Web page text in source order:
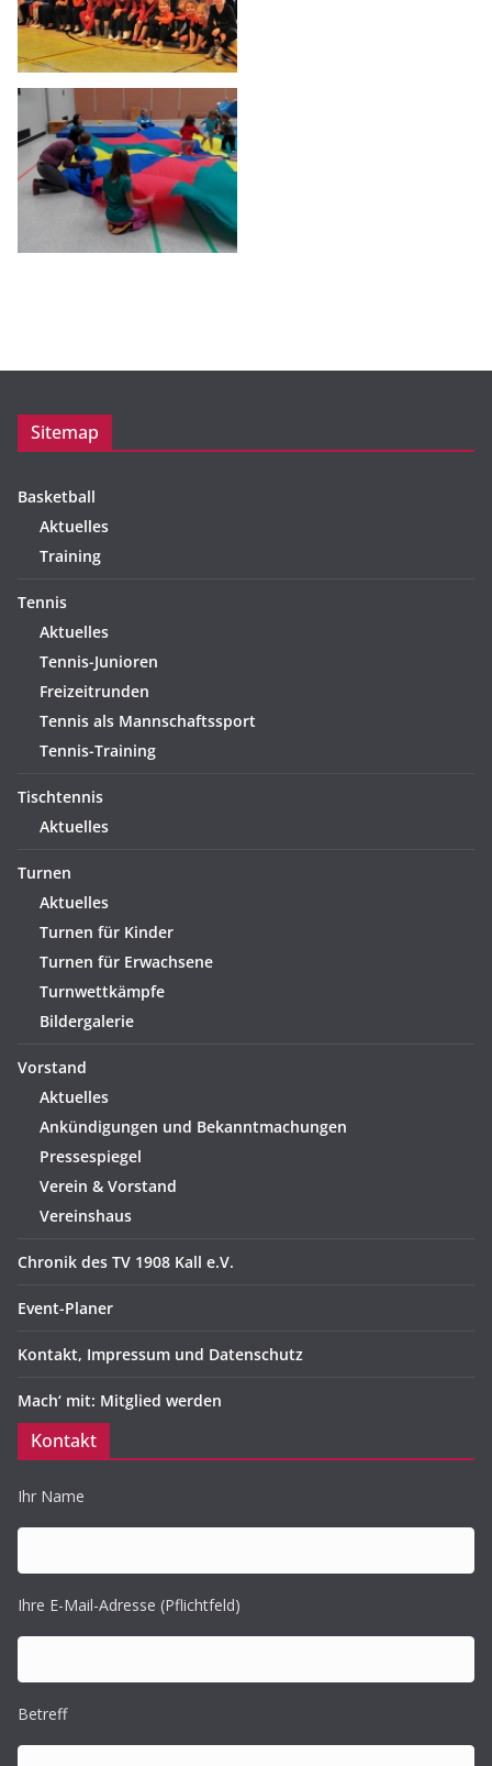
Sitemap
Basketball
Aktuelles
Training
Tennis
Aktuelles
Tennis-Junioren
Freizeitrunden
Tennis als Mannschaftssport
Tennis-Training
Tischtennis
Aktuelles
Turnen
Aktuelles
Turnen für Kinder
Turnen für Erwachsene
Turnwettkämpfe
Bildergalerie
Vorstand
Aktuelles
Ankündigungen und Bekanntmachungen
Pressespiegel
Verein & Vorstand
Vereinshaus
Chronik des TV 1908 Kall e.V.
Event-Planer
Kontakt, Impressum und Datenschutz
Mach‘ mit: Mitglied werden
Kontakt
Ihr Name
Ihre E-Mail-Adresse (Pflichtfeld)
Betreff